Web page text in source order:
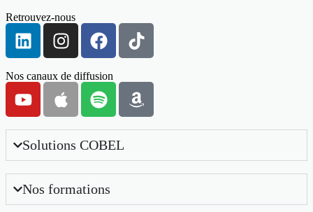
Retrouvez-nous
Nos canaux de diffusion
Solutions COBEL
Nos formations